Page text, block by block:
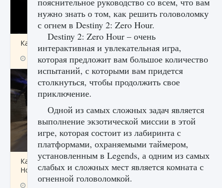
Как получить Thunder Egg в Stardew Valley
9 августа 2024 1 244 0 0
Как исправить неработающие награды For
Honor
нужно знать о том, как решить головоломку
с огнем в Destiny 2: Zero Hour.
Destiny 2: Zero Hour – очень
интерактивная и увлекательная игра,
которая предложит вам большое количество
испытаний, с которыми вам придется
столкнуться, чтобы продолжить свое
приключение.
Одной из самых сложных задач является
выполнение экзотической миссии в этой
игре, которая состоит из лабиринта с
платформами, охраняемыми таймером,
установленным в Legends, а одним из самых
слабых и сложных мест является комната с
огненной головоломкой.